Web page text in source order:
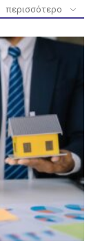
περισσότερο